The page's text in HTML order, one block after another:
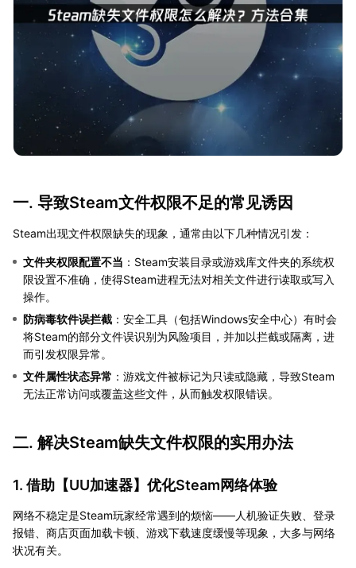
一. 导致Steam文件权限不足的常见诱因
Steam出现文件权限缺失的现象，通常由以下几种情况引发：
文件夹权限配置不当 ：Steam安装目录或游戏库文件夹的系统权
限设置不准确，使得Steam进程无法对相关文件进行读取或写入
操作。
防病毒软件误拦截 ：安全工具（包括Windows安全中心）有时会
将Steam的部分文件误识别为风险项目，并加以拦截或隔离，进
而引发权限异常。
文件属性状态异常 ：游戏文件被标记为只读或隐藏，导致Steam
无法正常访问或覆盖这些文件，从而触发权限错误。
二. 解决Steam缺失文件权限的实用办法
1. 借助【UU加速器】优化Steam网络体验
网络不稳定是Steam玩家经常遇到的烦恼——人机验证失败、登录
报错、商店页面加载卡顿、游戏下载速度缓慢等现象，大多与网络
状况有关。